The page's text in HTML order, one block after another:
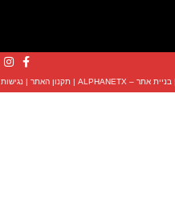
|בניית אתר – ALPHANETX תקנון האתר נגישות